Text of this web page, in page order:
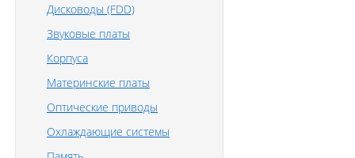
Дисководы (FDD)
Звуковые платы
Корпуса
Материнские платы
Оптические приводы
Охлаждающие системы